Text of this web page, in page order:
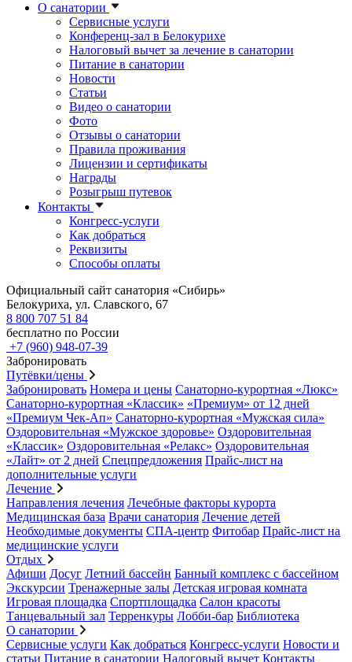
О санатории
Сервисные услуги
Конференц-зал в Белокурихе
Налоговый вычет за лечение в санатории
Питание в санатории
Новости
Статьи
Видео о санатории
Фото
Отзывы о санатории
Правила проживания
Лицензии и сертификаты
Награды
Розыгрыш путевок
Контакты
Конгресс-услуги
Как добраться
Реквизиты
Способы оплаты
Официальный сайт санатория «Сибирь»
Белокуриха, ул. Славского, 67
8 800 707 51 84
бесплатно по России
+7 (960) 948-07-39
Забронировать
Путёвки/цены
Забронировать Номера и цены Санаторно-курортная «Люкс»
Санаторно-курортная «Классик» «Премиум» от 12 дней
«Премиум Чек-Ап» Санаторно-курортная «Мужская сила»
Оздоровительная «Мужское здоровье» Оздоровительная
«Классик» Оздоровительная «Релакс» Оздоровительная
«Лайт» от 2 дней Спецпредложения Прайс-лист на
дополнительные услуги
Лечение
Направления лечения Лечебные факторы курорта
Медицинская база Врачи санатория Лечение детей
Необходимые документы СПА-центр Фитобар Прайс-лист на
медицинские услуги
Отдых
Афиши Досуг Летний бассейн Банный комплекс с бассейном
Экскурсии Тренажерные залы Детская игровая комната
Игровая площадка Спортплощадка Салон красоты
Танцевальный зал Терренкуры Лобби-бар Библиотека
О санатории
Сервисные услуги Как добраться Конгресс-услуги Новости и
статьи Питание в санатории Налоговый вычет Контакты